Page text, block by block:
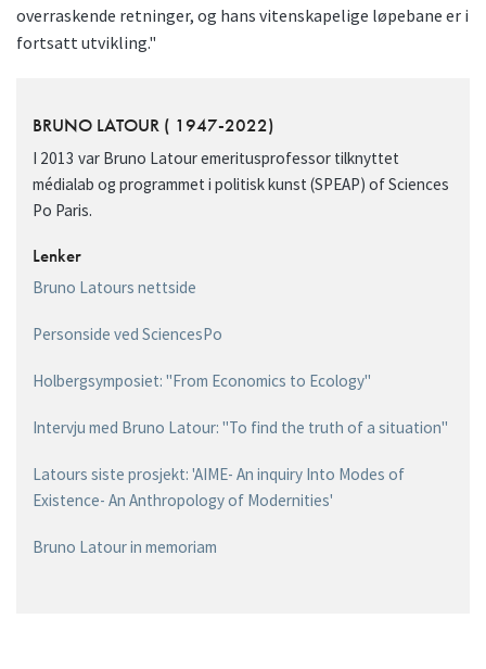
overraskende retninger, og hans vitenskapelige løpebane er i
fortsatt utvikling."
BRUNO LATOUR ( 1947-2022)
I 2013 var Bruno Latour emeritusprofessor tilknyttet
médialab og programmet i politisk kunst (SPEAP) of Sciences
Po Paris.
Lenker
Bruno Latours nettside
Personside ved SciencesPo
Holbergsymposiet: "From Economics to Ecology"
Intervju med Bruno Latour: "To find the truth of a situation"
Latours siste prosjekt: 'AIME- An inquiry Into Modes of
Existence- An Anthropology of Modernities'
Bruno Latour in memoriam